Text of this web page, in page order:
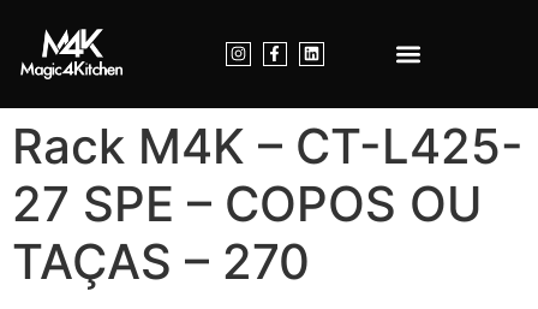
Rack M4K – CT-L425-
27 SPE – COPOS OU
TAÇAS – 270